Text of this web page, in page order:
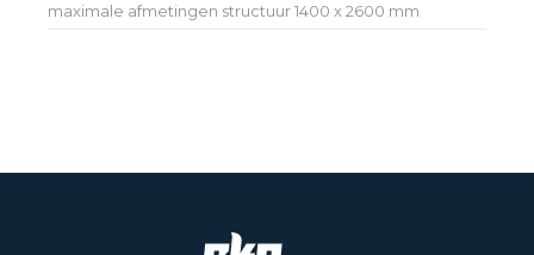
maximale afmetingen structuur 1400 x 2600 mm